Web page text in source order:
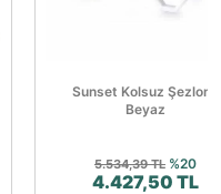
Sunset Kolsuz Şezlong
Beyaz
5.534,39 TL %20
4.427,50 TL